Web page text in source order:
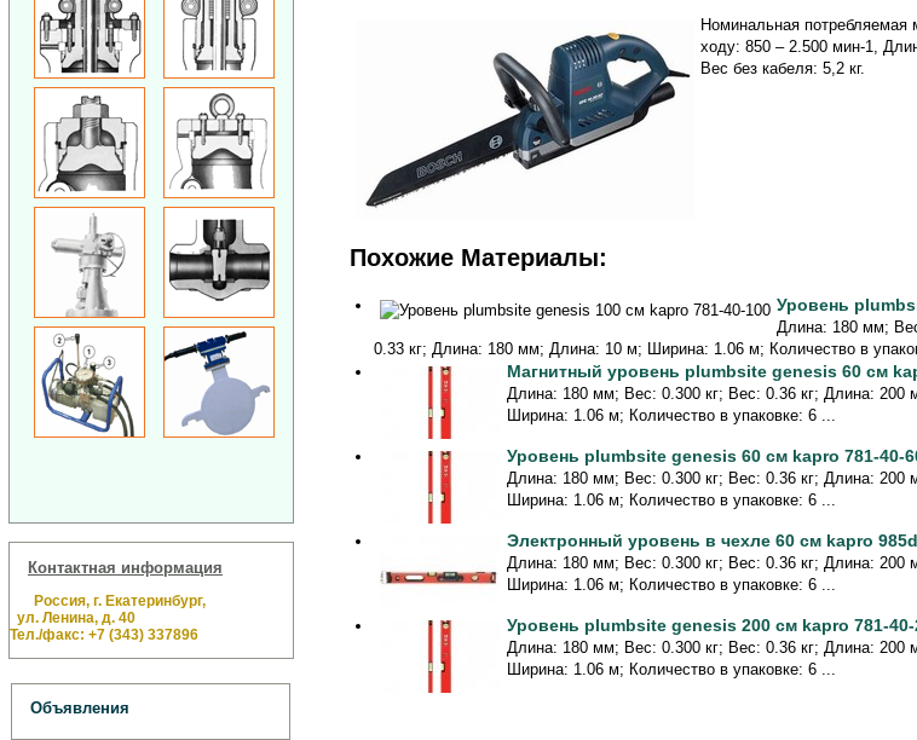
Контактная информация
Россия, г. Екатеринбург,
ул. Ленина, д. 40
Тел./факс: +7 (343) 337896
Объявления
Номинальная
ходу: 850 – 2.500 мин-1,
Вес без кабеля: 5,2 кг.
Похожие Материалы:
Уровень
Длина: 180 мм;
0.33 кг; Длина: 180 мм; Длина: 10 м; Ширина: 1.06 м; Количество в
Магнитный уровень plumbsite genesis 60 см
Длина: 180 мм; Вес: 0.300 кг; Вес: 0.36 кг; Длина:
Ширина: 1.06 м; Количество в упаковке: 6 ...
Уровень plumbsite genesis 60 см kapro 781-40-
Длина: 180 мм; Вес: 0.300 кг; Вес: 0.36 кг; Длина:
Ширина: 1.06 м; Количество в упаковке: 6 ...
Электронный уровень в чехле 60 см kapro 985d
Длина: 180 мм; Вес: 0.300 кг; Вес: 0.36 кг; Длина:
Ширина: 1.06 м; Количество в упаковке: 6 ...
Уровень plumbsite genesis 200 см kapro 781-40-
Длина: 180 мм; Вес: 0.300 кг; Вес: 0.36 кг; Длина:
Ширина: 1.06 м; Количество в упаковке: 6 ...